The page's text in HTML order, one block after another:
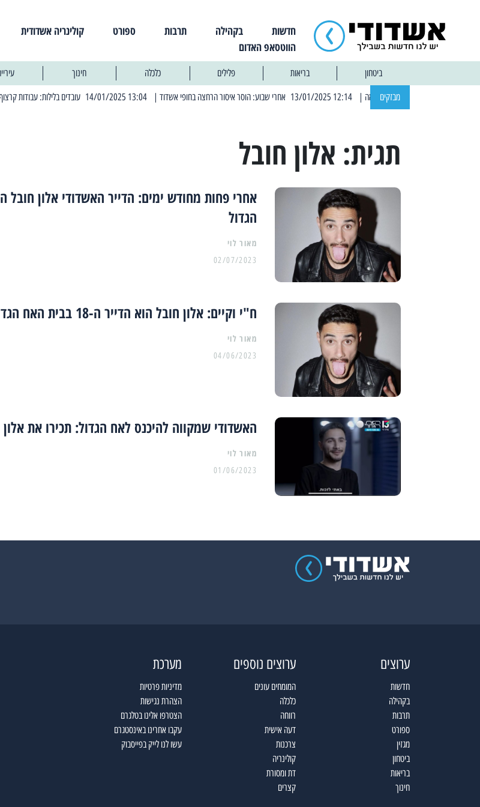
חדשות בקהילה תרבות ספורט קולינריה אשדודית
הווטסאפ האדום
ביטחון בריאות פלילים כלכלה חינוך
מבזקים | 12:14 13/01/2025 אחרי שבוע: הוסר איסור הרחצה בחופי אשדוד | 13:04 14/01/2025 עובדים בלילות: עבודות קרצוף וריבוד אספלט
תגית: אלון חובל
אחרי פחות מחודש ימים: הדייר האשדודי אלון חובל
הגדול
מאור לוי
02/07/2023
ח"י וקיים: אלון חובל הוא הדייר ה-18 בבית האח הגדול
מאור לוי
04/06/2023
האשדודי שמקווה להיכנס לאח הגדול: תכירו את
מאור לוי
01/06/2023
ערוצים
חדשות
בקהילה
תרבות
ספורט
מגזין
ביטחון
בריאות
חינוך
ערוצים נוספים
המומחים עונים
כלכלה
רווחה
דעה אישית
צרכנות
קולינריה
דת ומסורת
קצרים
מערכת
מדיניות פרטיות
הצהרת נגישות
הצטרפו אלינו בטלגרם
עקבו אחרינו באינסטגרם
עשו לנו לייק בפייסבוק